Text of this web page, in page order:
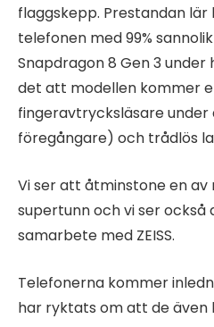
flaggskepp. Prestandan
telefonen med 99%
Snapdragon 8 Gen 3 under
det att modellen kommer
fingeravtrycksläsare under
föregångare) och trådlös
Vi ser att åtminstone en
supertunn och vi ser
samarbete med ZEISS.
Telefonerna kommer
har ryktats om att de även